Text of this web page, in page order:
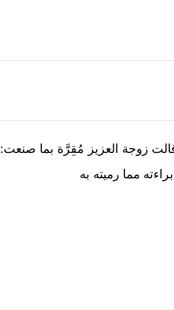
زوجة العزيز مُقِرَّة بما صنعت:
مما رميته به